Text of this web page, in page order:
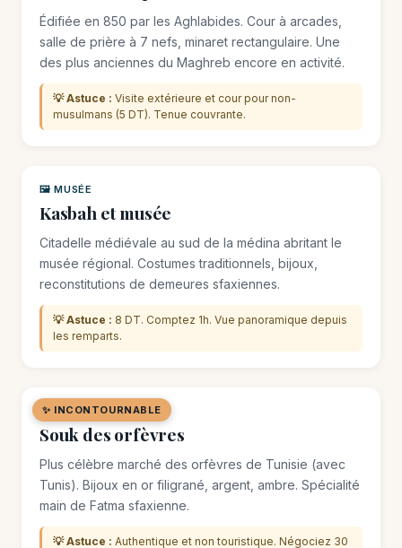
Édifiée en 850 par les Aghlabides. Cour à arcades,
salle de prière à 7 nefs, minaret rectangulaire. Une
des plus anciennes du Maghreb encore en activité.
💡 Astuce : Visite extérieure et cour pour non-
musulmans (5 DT). Tenue couvrante.
🖼️ MUSÉE
Kasbah et musée
Citadelle médiévale au sud de la médina abritant le
musée régional. Costumes traditionnels, bijoux,
reconstitutions de demeures sfaxiennes.
💡 Astuce : 8 DT. Comptez 1h. Vue panoramique depuis
les remparts.
✨ INCONTOURNABLE
🛒 MARCHÉ / SOUK
Souk des orfèvres
Plus célèbre marché des orfèvres de Tunisie (avec
Tunis). Bijoux en or filigrané, argent, ambre. Spécialité
main de Fatma sfaxienne.
💡 Astuce : Authentique et non touristique. Négociez 30